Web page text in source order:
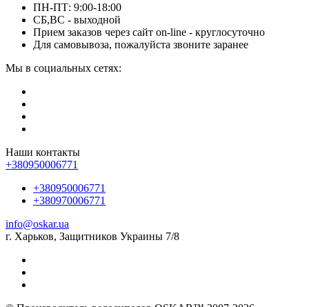
ПН-ПТ: 9:00-18:00
СБ,ВС - выходной
Прием заказов через сайт on-line - круглосуточно
Для самовывоза, пожалуйста звоните заранее
Мы в социальных сетях:
Наши контакты
+380950006771
+380950006771
+380970006771
info@oskar.ua
г. Харьков, Защитников Украины 7/8